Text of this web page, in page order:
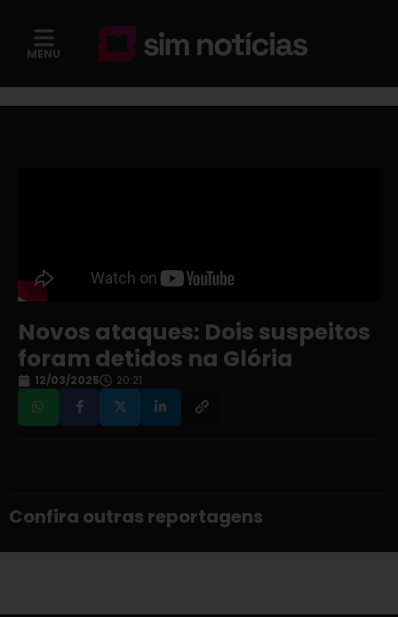
MENU
Novos ataques: Dois suspeitos
foram detidos na Glória
12/03/2025 20:21
Confira outras reportagens